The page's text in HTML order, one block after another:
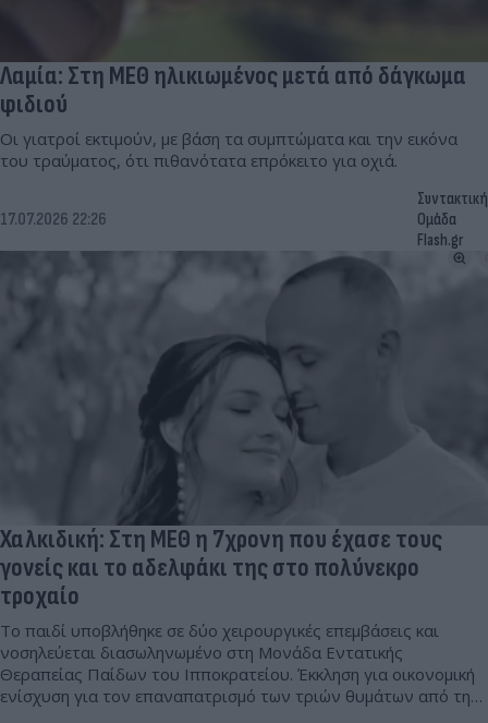
Λαμία: Στη ΜΕΘ ηλικιωμένος μετά από δάγκωμα
φιδιού
Οι γιατροί εκτιμούν, με βάση τα συμπτώματα και την εικόνα
του τραύματος, ότι πιθανότατα επρόκειτο για οχιά.
17.07.2026 22:26
Συντακτική
Ομάδα
Flash.gr
Χαλκιδική: Στη ΜΕΘ η 7χρονη που έχασε τους
γονείς και το αδελφάκι της στο πολύνεκρο
τροχαίο
Το παιδί υποβλήθηκε σε δύο χειρουργικές επεμβάσεις και
νοσηλεύεται διασωληνωμένο στη Μονάδα Εντατικής
Θεραπείας Παίδων του Ιπποκρατείου. Έκκληση για οικονομική
ενίσχυση για τον επαναπατρισμό των τριών θυμάτων από τη